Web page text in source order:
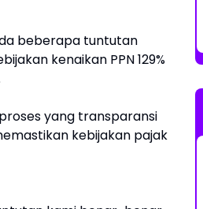
beberapa tuntutan
kenaikan PPN 129%
yang transparansi
kebijakan pajak